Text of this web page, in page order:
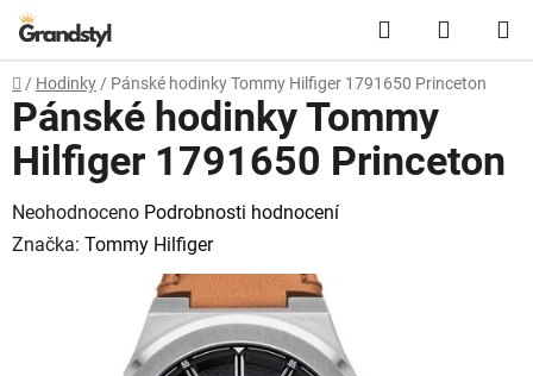
Přejít na obsah Hledat
Domů
/ Hodinky / Pánské hodinky Tommy Hilfiger 1791650 Princeton
Pánské hodinky Tommy
Hilfiger 1791650 Princeton
Průměrné hodnocení produktu je 0,0 z 5 hvězdiček.
Neohodnoceno Podrobnosti hodnocení
Značka: Tommy Hilfiger